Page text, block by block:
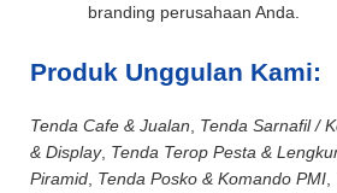
branding perusahaan Anda.
Produk Unggulan Kami:
Tenda Cafe & Jualan Tenda Sarnafil /
& Display, Tenda Terop Pesta &
Piramid Tenda Posko & Komando PMI